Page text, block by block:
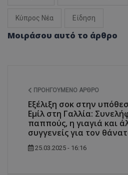
Κύπρος Νέα Είδηση
Μοιράσου αυτό το άρθρο
ΠΡΟΗΓΟΎΜΕΝΟ ΆΡΘΡΟ
Εξέλιξη σοκ στην
Εμίλ στη Γαλλία:
παππούς, η γιαγιά και
συγγενείς για τον
25.03.2025 - 16:16